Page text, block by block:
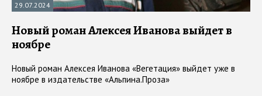
29.07.2024
Новый роман Алексея Иванова выйдет в
ноябре
Новый роман Алексея Иванова «Вегетация» выйдет уже в
ноябре в издательстве «Альпина.Проза»